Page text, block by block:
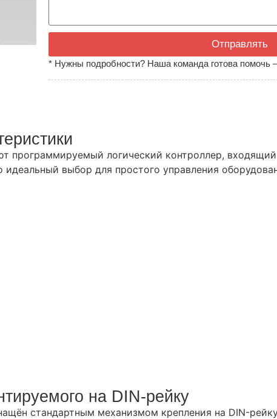
Отправлять
* Нужны подробности? Наша команда готова помочь
программируемый логический контроллер,
выбор для простого управления
на DIN-рейку
стандартным механизмом крепления на DIN-